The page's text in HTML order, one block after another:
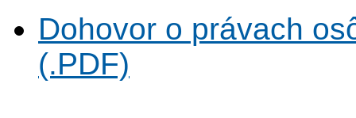
Dohovor o právach
(.PDF)